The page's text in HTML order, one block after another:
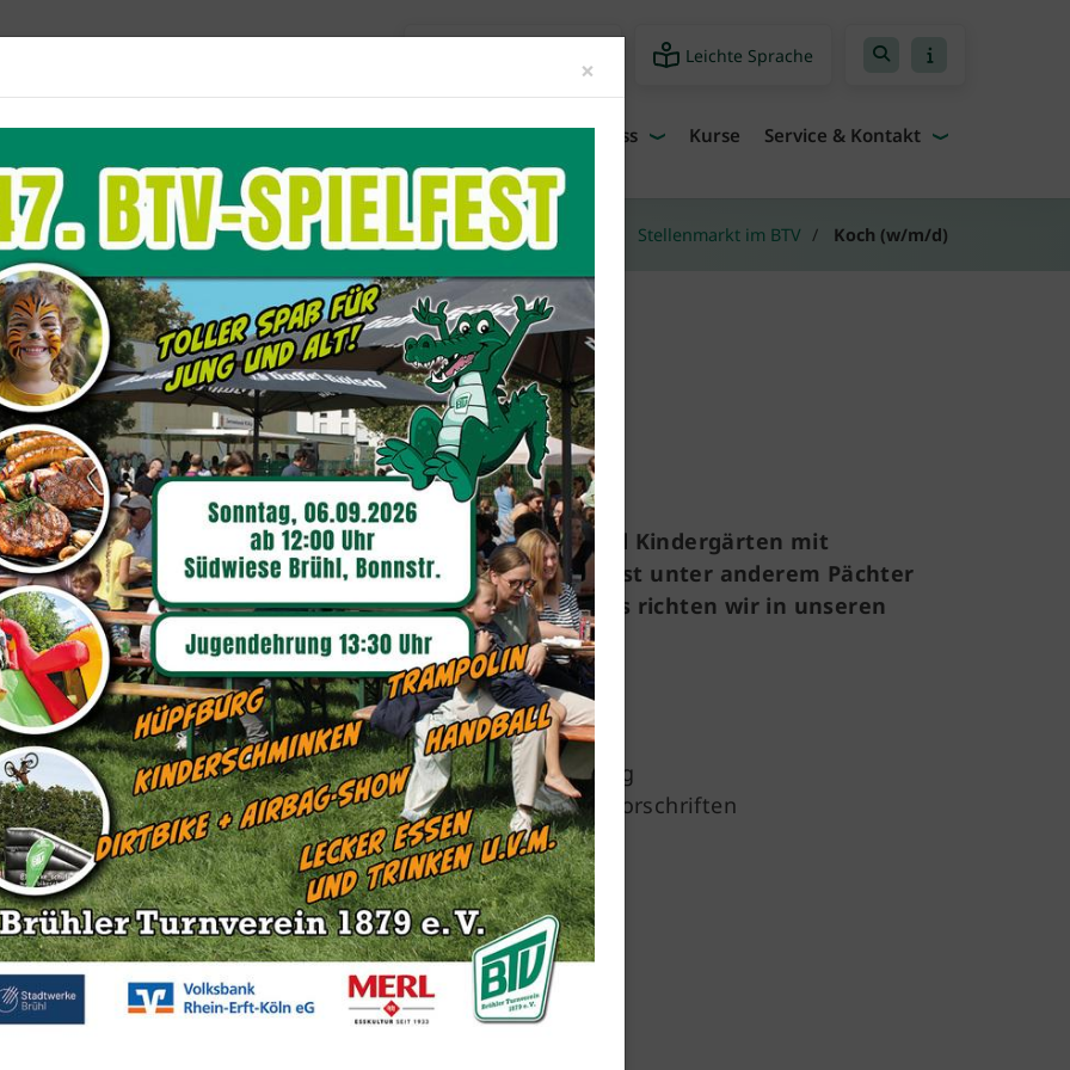
Leichte Sprache
Unser Verein Aktuelles Sportangebote Fitness Kurse Service & Kontakt
Du befindest dich hier: Unser Verein Stellenanzeigen Stellenmarkt im BTV Koch (w/m/d)
Köchin (m/w/d)
GmbH beliefert in Brühl Offene Ganztagsschulen und Kindergärten mit
kindergerechten, warmen Mittagessen und ist unter anderem Pächter
Schulen im Brühler Stadtgebiet. Darüber hinaus richten wir in unseren
auch Vereins- und Familienfeste aus.
in kindergerechter, ausgewogener Ernährung
Kenntnisse der anzuwendenden gesetzlichen Vorschriften
phantasievolle Speiseplangestaltung
Kalkulation Kenntnisse
und Kommunikationsbereitschaft
Arbeiten
bieten:
Sportangebot
Unser Sportangebot
Sportsuche
Mitglieder-Service
Für Mitglieder und Interessierte
Downloads
Mitgliedschaft
× Close